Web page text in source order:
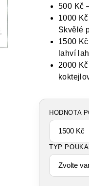
500 Kč
1000 Kč
Skvělé
1500 Kč
lahví
2000 Kč
HODNOTA
TYP